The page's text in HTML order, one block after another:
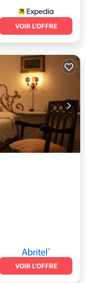
VOIR L’OFFRE
VOIR L’OFFRE